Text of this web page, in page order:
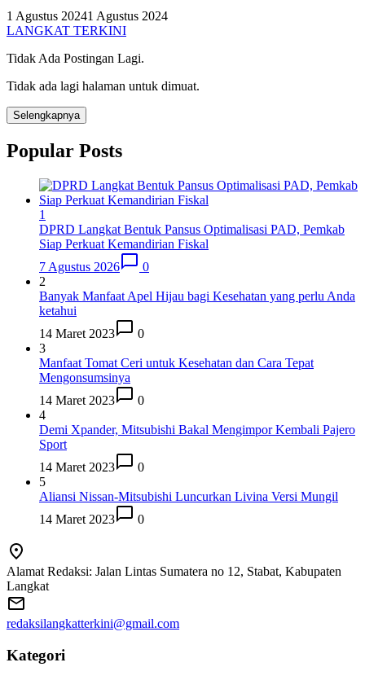
1 Agustus 20241 Agustus 2024
LANGKAT TERKINI
Tidak Ada Postingan Lagi.
Tidak ada lagi halaman untuk dimuat.
Selengkapnya
Popular Posts
1
DPRD Langkat Bentuk Pansus Optimalisasi PAD, Pemkab
Siap Perkuat Kemandirian Fiskal
7 Agustus 2026
0
2
Banyak Manfaat Apel Hijau bagi Kesehatan yang perlu Anda
ketahui
14 Maret 2023
0
3
Manfaat Tomat Ceri untuk Kesehatan dan Cara Tepat
Mengonsumsinya
14 Maret 2023
0
4
Demi Xpander, Mitsubishi Bakal Mengimpor Kembali Pajero
Sport
14 Maret 2023
0
5
Aliansi Nissan-Mitsubishi Luncurkan Livina Versi Mungil
14 Maret 2023
0
Alamat Redaksi: Jalan Lintas Sumatera no 12, Stabat, Kabupaten
Langkat
redaksilangkatterkini@gmail.com
Kategori